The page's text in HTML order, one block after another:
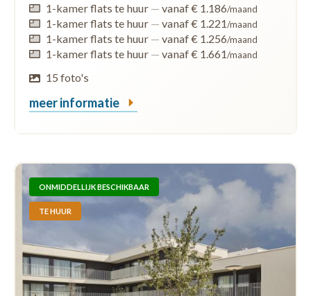
1-kamer flats te huur — vanaf € 1.186/maand
1-kamer flats te huur — vanaf € 1.221/maand
1-kamer flats te huur — vanaf € 1.256/maand
1-kamer flats te huur — vanaf € 1.661/maand
15 foto's
meer informatie
ONMIDDELLIJK BESCHIKBAAR
TE HUUR